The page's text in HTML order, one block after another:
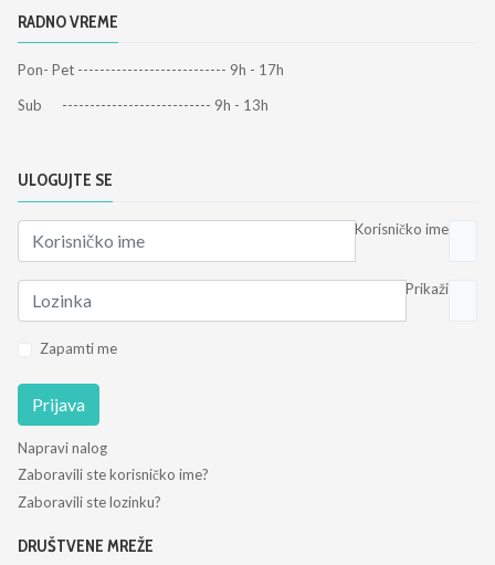
RADNO VREME
Pon- Pet --------------------------- 9h - 17h
Sub --------------------------- 9h - 13h
ULOGUJTE SE
Korisničko ime
Prikaži
Zapamti me
Prijava
Napravi nalog
Zaboravili ste korisničko ime?
Zaboravili ste lozinku?
DRUŠTVENE MREŽE